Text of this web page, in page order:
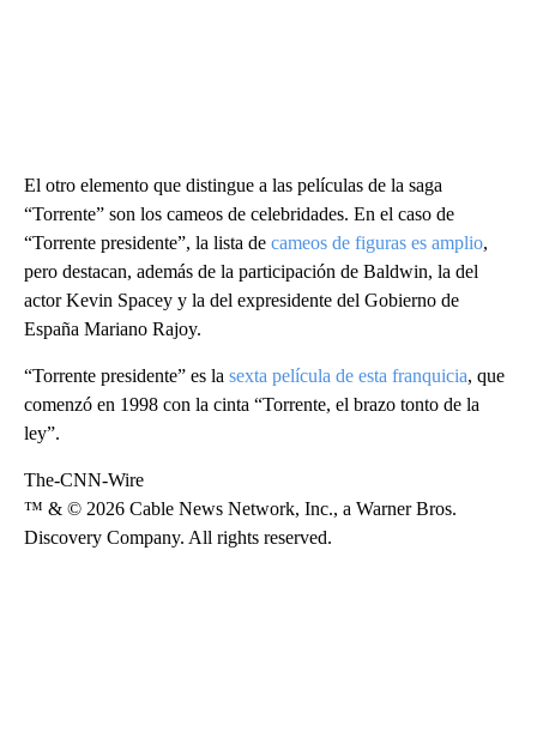
El otro elemento que distingue a las películas de la saga
“Torrente” son los cameos de celebridades. En el caso de
“Torrente presidente”, la lista de cameos de figuras es amplio,
pero destacan, además de la participación de Baldwin, la del
actor Kevin Spacey y la del expresidente del Gobierno de
España Mariano Rajoy.
“Torrente presidente” es la sexta película de esta franquicia, que
comenzó en 1998 con la cinta “Torrente, el brazo tonto de la
ley”.
The-CNN-Wire
™ & © 2026 Cable News Network, Inc., a Warner Bros.
Discovery Company. All rights reserved.